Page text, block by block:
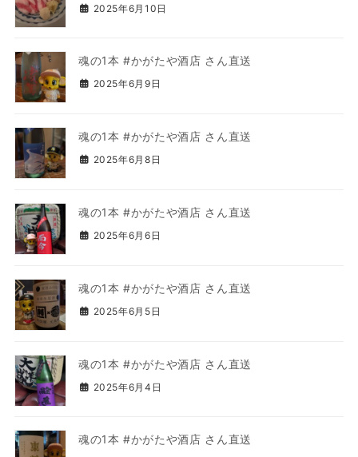
2025年6月10日
魂の1本 #かがたや酒店 さん直送
2025年6月9日
魂の1本 #かがたや酒店 さん直送
2025年6月8日
魂の1本 #かがたや酒店 さん直送
2025年6月6日
魂の1本 #かがたや酒店 さん直送
2025年6月5日
魂の1本 #かがたや酒店 さん直送
2025年6月4日
魂の1本 #かがたや酒店 さん直送